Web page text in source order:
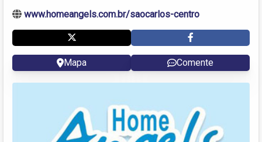
www.homeangels.com.br/saocarlos-centro
Mapa Comente